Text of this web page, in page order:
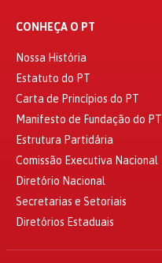
CONHEÇA O PT
Nossa História
Estatuto do PT
Carta de Princípios do PT
Manifesto de Fundação do PT
Estrutura Partidária
Comissão Executiva Nacional
Diretório Nacional
Secretarias e Setoriais
Diretórios Estaduais